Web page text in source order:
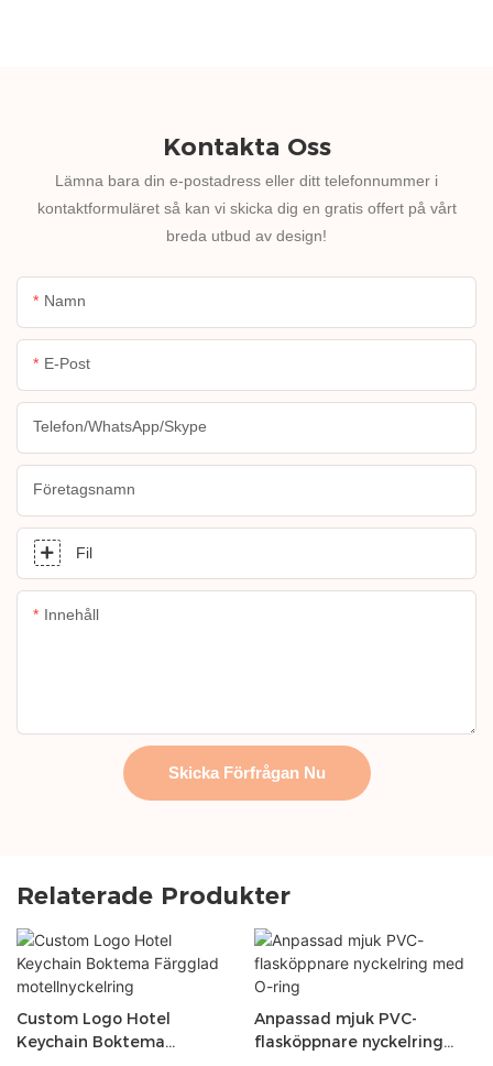
Kontakta Oss
Lämna bara din e-postadress eller ditt telefonnummer i
kontaktformuläret så kan vi skicka dig en gratis offert på vårt
breda utbud av design!
Namn
E-Post
Telefon/WhatsApp/Skype
Företagsnamn
Fil
Innehåll
Skicka Förfrågan Nu
Relaterade Produkter
Custom Logo Hotel
Keychain Boktema
Anpassad mjuk PVC-
flasköppnare nyckelring